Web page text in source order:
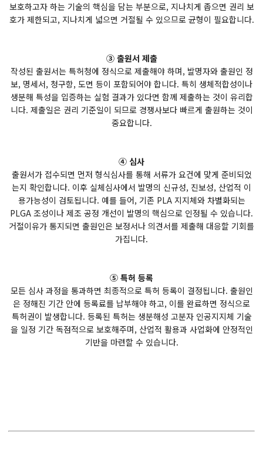
보호하고자 하는 기술의 핵심을 담는 부분으로, 지나치게 좁으면 권리 보
호가 제한되고, 지나치게 넓으면 거절될 수 있으므로 균형이 필요합니다.
③ 출원서 제출
작성된 출원서는 특허청에 정식으로 제출해야 하며, 발명자와 출원인 정
보, 명세서, 청구항, 도면 등이 포함되어야 합니다. 특히 생체적합성이나
생분해 특성을 입증하는 실험 결과가 있다면 함께 제출하는 것이 유리합
니다. 제출일은 권리 기준일이 되므로 경쟁사보다 빠르게 출원하는 것이
중요합니다.
④ 심사
출원서가 접수되면 먼저 형식심사를 통해 서류가 요건에 맞게 준비되었
는지 확인합니다. 이후 실체심사에서 발명의 신규성, 진보성, 산업적 이
용가능성이 검토됩니다. 예를 들어, 기존 PLA 지지체와 차별화되는
PLGA 조성이나 제조 공정 개선이 발명의 핵심으로 인정될 수 있습니다.
거절이유가 통지되면 출원인은 보정서나 의견서를 제출해 대응할 기회를
가집니다.
⑤ 특허 등록
모든 심사 과정을 통과하면 최종적으로 특허 등록이 결정됩니다. 출원인
은 정해진 기간 안에 등록료를 납부해야 하고, 이를 완료하면 정식으로
특허권이 발생합니다. 등록된 특허는 생분해성 고분자 인공지지체 기술
을 일정 기간 독점적으로 보호해주며, 산업적 활용과 사업화에 안정적인
기반을 마련할 수 있습니다.